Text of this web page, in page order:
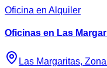
Oficina en Alquiler
Oficinas en Las
Las Margaritas,